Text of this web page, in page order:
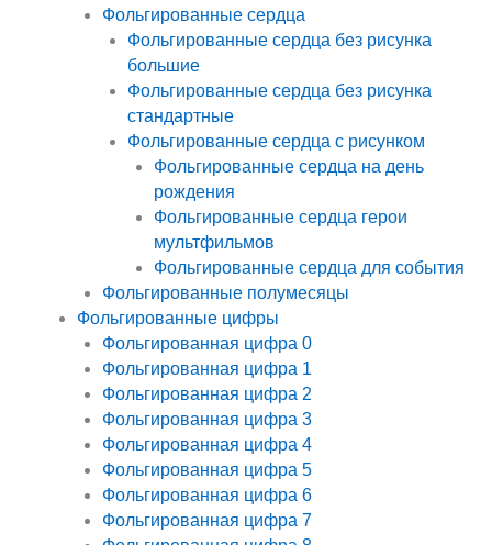
Фольгированные сердца
Фольгированные сердца без рисунка
большие
Фольгированные сердца без рисунка
стандартные
Фольгированные сердца с рисунком
Фольгированные сердца на день
рождения
Фольгированные сердца герои
мультфильмов
Фольгированные сердца для события
Фольгированные полумесяцы
Фольгированные цифры
Фольгированная цифра 0
Фольгированная цифра 1
Фольгированная цифра 2
Фольгированная цифра 3
Фольгированная цифра 4
Фольгированная цифра 5
Фольгированная цифра 6
Фольгированная цифра 7